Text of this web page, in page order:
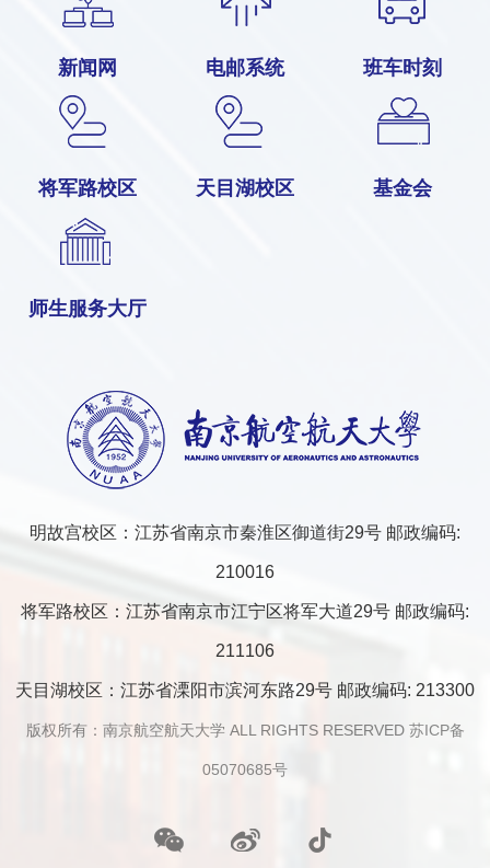
新闻网 电邮系统 班车时刻
将军路校区 天目湖校区 基金会
师生服务大厅
明故宫校区：江苏省南京市秦淮区御道街29号 邮政编码:
210016
将军路校区：江苏省南京市江宁区将军大道29号 邮政编码:
211106
天目湖校区：江苏省溧阳市滨河东路29号 邮政编码: 213300
版权所有：南京航空航天大学 ALL RIGHTS RESERVED 苏ICP备
05070685号